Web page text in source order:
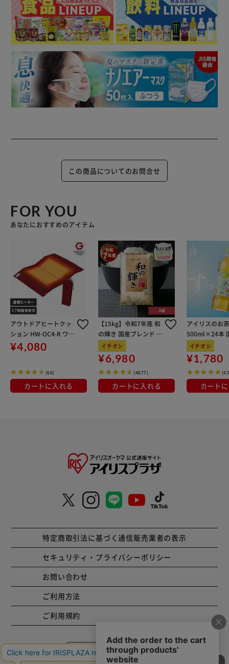
この商品についてのお問合せ
FOR YOU
あなたにおすすめのアイテム
アウトドアヒートクッ
ション HW-OC4-R ワイ
ンレッド
¥4,080
(66)
カートに入れる
【15kg】令和7年産 和
の輝き 国産ブレンド 5
kg×3袋
イチオシ
¥6,980
(4677)
カートに入れる
アイリスのお
500ml×24本
100％使用
イチオシ
¥1,780
カート
特定商取引法に基づく通信販売業者の表示
セキュリティ・プライバシーポリシー
お問い合わせ
ご利用方法
ご利用規約
コーポレートサイト